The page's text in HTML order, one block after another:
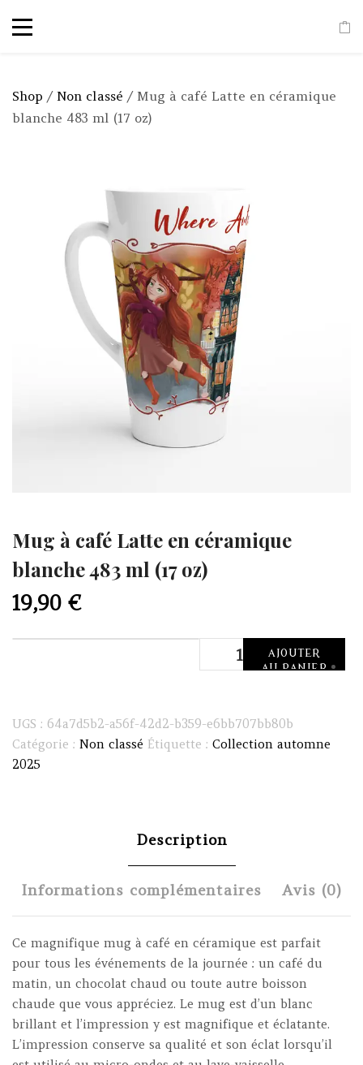
Shop / Non classé / Mug à café Latte en céramique
blanche 483 ml (17 oz)
Mug à café Latte en céramique
blanche 483 ml (17 oz)
19,90€
quantité
de
café
Latte
483
ml
(17
oz)
AJOUTER
AU PANIER
UGS : 64a7d5b2-a56f-42d2-b359-e6bb707bb80b
Catégorie : Non classé Étiquette : Collection automne
2025
Description
Informations complémentaires Avis (0)
Ce magnifique mug à café en céramique est parfait
pour tous les événements de la journée : un café du
matin, un chocolat chaud ou toute autre boisson
chaude que vous appréciez. Le mug est d’un blanc
brillant et l’impression y est magnifique et éclatante.
L’impression conserve sa qualité et son éclat lorsqu’il